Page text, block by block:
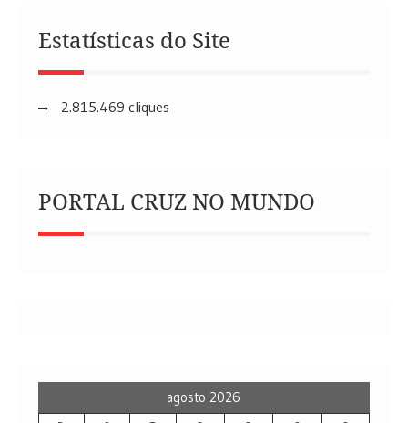
Estatísticas do Site
2.815.469 cliques
PORTAL CRUZ NO MUNDO
agosto 2026